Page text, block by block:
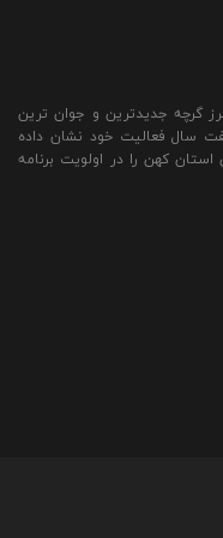
گرچه جدیدترین و جوان ترین
سال فعالیت خود نشان داده
کهن را در اولویت برنامه